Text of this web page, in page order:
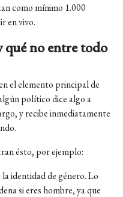
como mínimo 1.000
en vivo.
qué no entre todo
el elemento principal de
político dice algo a
y recibe inmediatamente
ésto, por ejemplo:
identidad de género. Lo
si eres hombre, ya que